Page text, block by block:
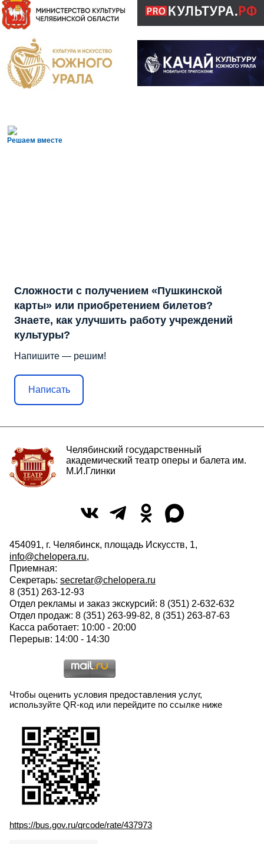
Решаем вместе
Сложности с получением «Пушкинской
карты» или приобретением билетов?
Знаете, как улучшить работу учреждений
культуры?
Напишите — решим!
Написать
Челябинский государственный
академический театр оперы и балета им.
М.И.Глинки
454091, г. Челябинск, площадь Искусств, 1,
info@chelopera.ru,
Приемная:
Секретарь: secretar@chelopera.ru
8 (351) 263-12-93
Отдел рекламы и заказ экскурсий: 8 (351) 2-632-632
Отдел продаж: 8 (351) 263-99-82, 8 (351) 263-87-63
Касса работает: 10:00 - 20:00
Перерыв: 14:00 - 14:30
Чтобы оценить условия предоставления услуг,
используйте QR-код или перейдите по ссылке ниже
https://bus.gov.ru/qrcode/rate/437973